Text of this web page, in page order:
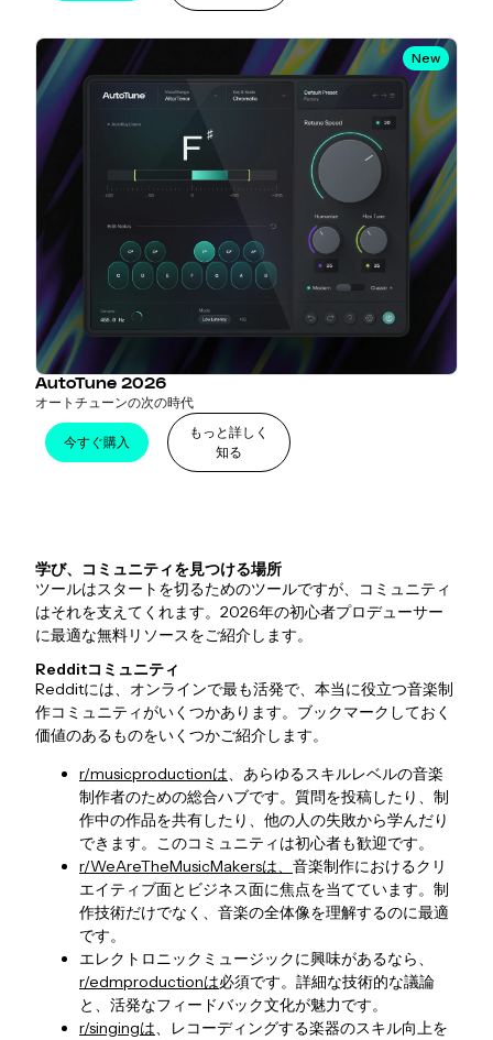
New
AutoTune 2026
オートチューンの次の時代
今すぐ購入
もっと詳しく
知る
学び、コミュニティを見つける場所
ツールはスタートを切るためのツールですが、コミュニティ
はそれを支えてくれます。2026年の初心者プロデューサー
に最適な無料リソースをご紹介します。
Redditコミュニティ
Redditには、オンラインで最も活発で、本当に役立つ音楽制
作コミュニティがいくつかあります。ブックマークしておく
価値のあるものをいくつかご紹介します。
r/musicproductionは、あらゆるスキルレベルの音楽
制作者のための総合ハブです。質問を投稿したり、制
作中の作品を共有したり、他の人の失敗から学んだり
できます。このコミュニティは初心者も歓迎です。
r/WeAreTheMusicMakersは、 音楽制作におけるクリ
エイティブ面とビジネス面に焦点を当てています。制
作技術だけでなく、音楽の全体像を理解するのに最適
です。
エレクトロニックミュージックに興味があるなら、
r/edmproductionは必須です。詳細な技術的な議論
と、活発なフィードバック文化が魅力です。
r/singingは、レコーディングする楽器のスキル向上を